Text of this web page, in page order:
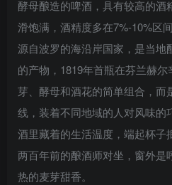
酵母酿造的啤酒，具有较高的酒
滑饱满，酒精度多在7%-10%区
源自波罗的海沿岸国家，是当地
的产物，1819年首瓶在芬兰赫
芽、酵母和酒花的简单组合，而
线，装着不同地域的人对风味的
酒里藏着的生活温度，端起杯子
两百年前的酿酒师对坐，窗外是
热的麦芽甜香。